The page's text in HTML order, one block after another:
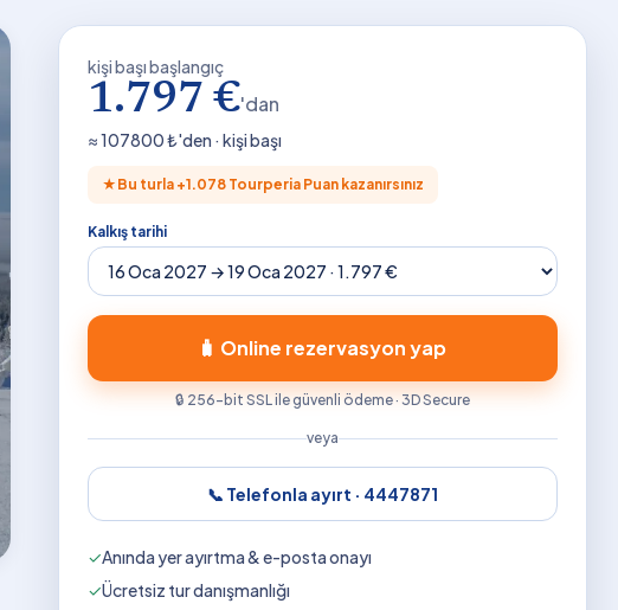
kişi başı başlangıç
1.797 €'dan
≈107800₺'den · kişi başı
★ Bu turla +1.078Tourperia Puan kazanırsınız
Kalkış tarihi
🧳 Online rezervasyon yap
🔒 256-bit SSL ile güvenli ödeme · 3D Secure
veya
📞 Telefonla ayırt · 4447871
✓Anında yer ayırtma & e-posta onayı
✓Ücretsiz tur danışmanlığı